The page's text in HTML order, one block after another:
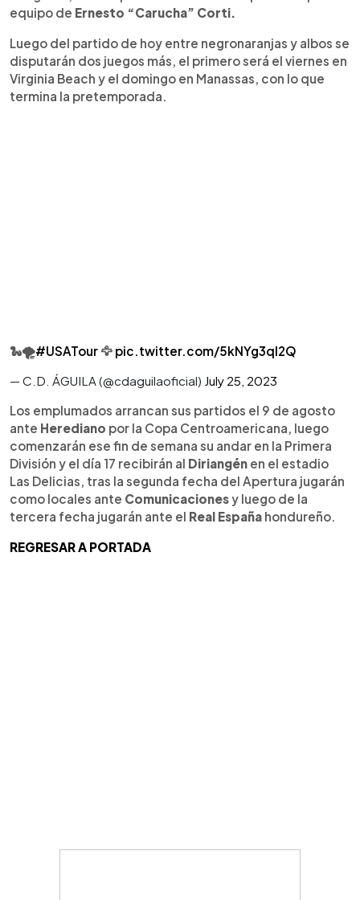
equipo de Ernesto “Carucha” Corti.
Luego del partido de hoy entre negronaranjas y albos se
disputarán dos juegos más, el primero será el viernes en
Virginia Beach y el domingo en Manassas, con lo que
termina la pretemporada.
🐍🌪️#USATour 🦅 pic.twitter.com/5kNYg3ql2Q
— C.D. ÁGUILA (@cdaguilaoficial) July 25, 2023
Los emplumados arrancan sus partidos el 9 de agosto
ante Herediano por la Copa Centroamericana, luego
comenzarán ese fin de semana su andar en la Primera
División y el día 17 recibirán al Diriangén en el estadio
Las Delicias, tras la segunda fecha del Apertura jugarán
como locales ante Comunicacionesy luego de la
tercera fecha jugarán ante el Real España hondureño.
REGRESAR A PORTADA